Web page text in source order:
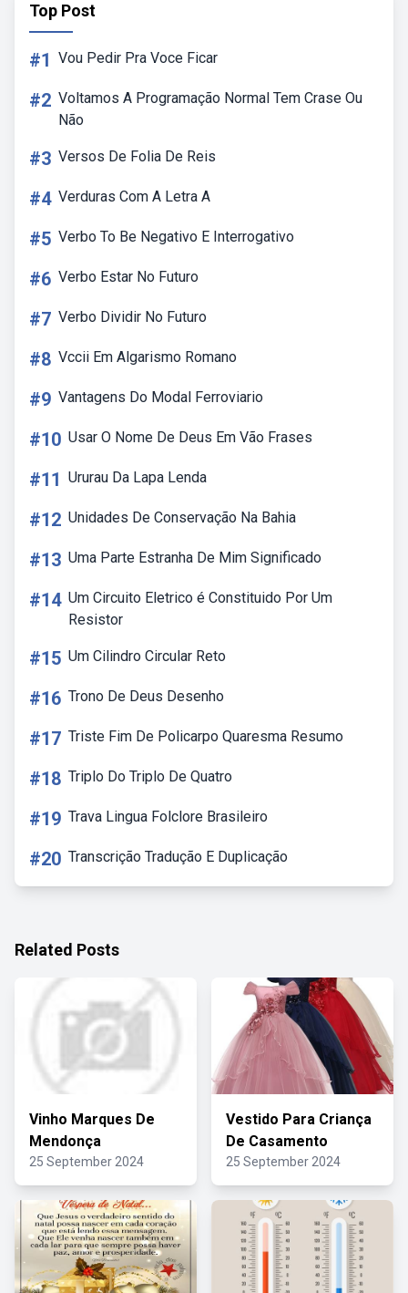
Top Post
#1 Vou Pedir Pra Voce Ficar
#2 Voltamos A Programação Normal Tem Crase Ou
Não
#3 Versos De Folia De Reis
#4 Verduras Com A Letra A
#5 Verbo To Be Negativo E Interrogativo
#6 Verbo Estar No Futuro
#7 Verbo Dividir No Futuro
#8 Vccii Em Algarismo Romano
#9 Vantagens Do Modal Ferroviario
#10 Usar O Nome De Deus Em Vão Frases
#11 Ururau Da Lapa Lenda
#12 Unidades De Conservação Na Bahia
#13 Uma Parte Estranha De Mim Significado
#14 Um Circuito Eletrico é Constituido Por Um
Resistor
#15 Um Cilindro Circular Reto
#16 Trono De Deus Desenho
#17 Triste Fim De Policarpo Quaresma Resumo
#18 Triplo Do Triplo De Quatro
#19 Trava Lingua Folclore Brasileiro
#20 Transcrição Tradução E Duplicação
Related Posts
Vinho Marques De
Mendonça
25 September 2024
Vestido Para Criança
De Casamento
25 September 2024